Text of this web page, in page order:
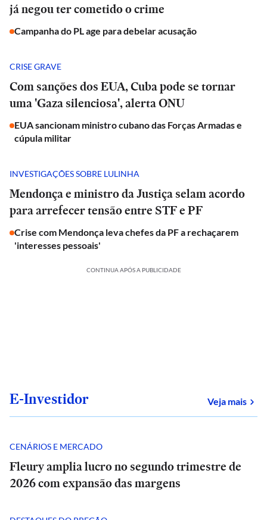
já negou ter cometido o crime
Campanha do PL age para debelar acusação
CRISE GRAVE
Com sanções dos EUA, Cuba pode se tornar
uma 'Gaza silenciosa', alerta ONU
EUA sancionam ministro cubano das Forças Armadas e
cúpula militar
INVESTIGAÇÕES SOBRE LULINHA
Mendonça e ministro da Justiça selam acordo
para arrefecer tensão entre STF e PF
Crise com Mendonça leva chefes da PF a rechaçarem
'interesses pessoais'
CONTINUA APÓS A PUBLICIDADE
E-Investidor Veja mais
CENÁRIOS E MERCADO
Fleury amplia lucro no segundo trimestre de
2026 com expansão das margens